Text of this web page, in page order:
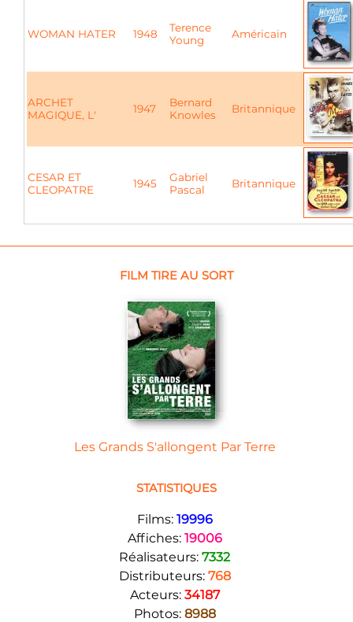
WOMAN HATER 1948
Terence
Young
Américain
ARCHET
MAGIQUE, L'
1947
Bernard
Knowles
Britannique
CESAR ET
CLEOPATRE
1945
Gabriel
Pascal
Britannique
FILM TIRE AU SORT
Les Grands S'allongent Par Terre
STATISTIQUES
Films: 19996
Affiches: 19006
Réalisateurs: 7332
Distributeurs: 768
Acteurs: 34187
Photos: 8988